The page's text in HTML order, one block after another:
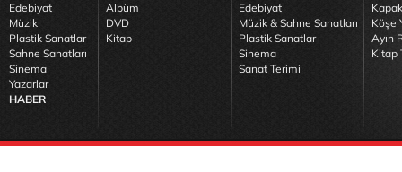
Edebiyat
Müzik
Plastik Sanatlar
Sahne Sanatları
Sinema
Yazarlar
HABER
Albüm
DVD
Kitap
Edebiyat
Müzik & Sahne Sanatları
Plastik Sanatlar
Sinema
Sanat Terimi
Köşe
Ayın
Kitap